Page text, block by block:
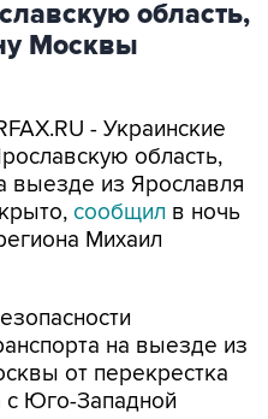
область,
Москвы
- Украинские
область,
выезде из Ярославля
сообщил в ночь
Михаил
на выезде из
от перекрестка
с Юго-Западной